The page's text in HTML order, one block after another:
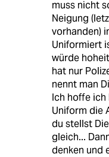
muss nicht
Neigung
vorhanden)
Uniformiert
würde
hat nur
nennt man
Ich hoffe
Uniform die
du stellst
gleich...
denken und